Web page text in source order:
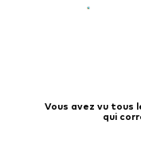
Vous avez vu tous
qui